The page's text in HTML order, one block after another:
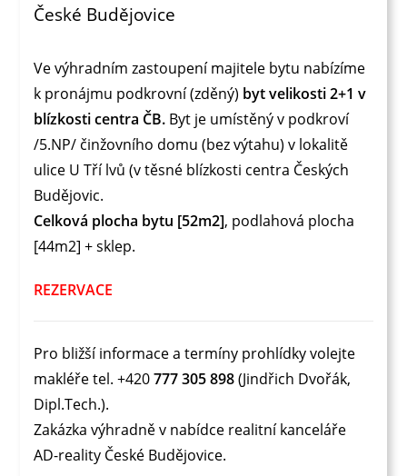
České Budějovice
Ve výhradním zastoupení majitele bytu nabízíme
k pronájmu podkrovní (zděný) byt velikosti 2+1 v
blízkosti centra ČB. Byt je umístěný v podkroví
/5.NP/ činžovního domu (bez výtahu) v lokalitě
ulice U Tří lvů (v těsné blízkosti centra Českých
Budějovic.
Celková plocha bytu [52m2], podlahová plocha
[44m2] + sklep.
REZERVACE
Pro bližší informace a termíny prohlídky volejte
makléře tel. +420777 305 898(Jindřich Dvořák,
Dipl.Tech.).
Zakázka výhradně v nabídce realitní kanceláře
AD-reality České Budějovice.